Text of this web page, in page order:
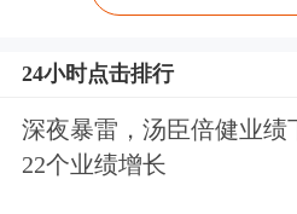
对人口老龄化的基本
李稻葵提到的“第二
24小时点击排行
深夜暴雷，汤臣倍健业绩
22个业绩增长